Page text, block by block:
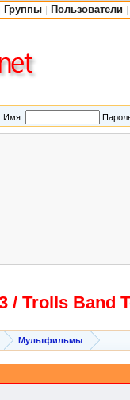
Группы Пользователи
Имя:
/ Trolls Band
Мультфильмы